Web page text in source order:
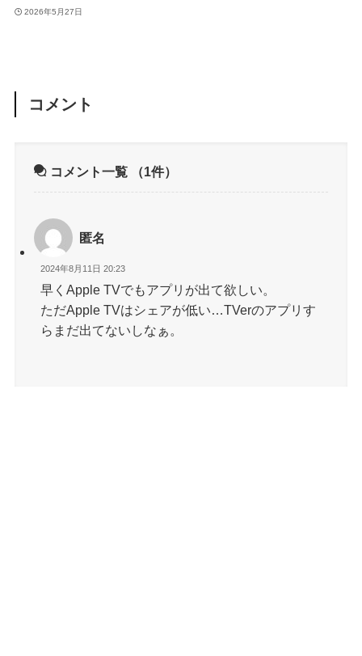
2026年5月27日
コメント
コメント一覧 （1件）
匿名
2024年8月11日 20:23
早くApple TVでもアプリが出て欲しい。
ただApple TVはシェアが低い…TVerのアプリす
らまだ出てないしなぁ。